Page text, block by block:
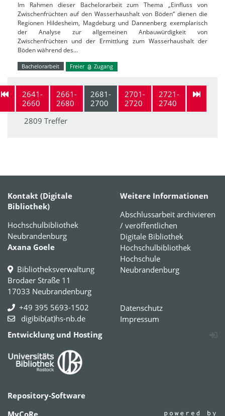
Im Rahmen dieser Bachelorarbeit zum Thema „Einfluss von
Zwischenfrüchten auf den Wasserhaushalt von Böden“ dienen die
Regionen Hildesheim, Magdeburg und Dannenberg exemplarisch
der Analyse zur allgemeinen Anbauwürdigkeit von
Zwischenfrüchten und der Ermittlung zum Wasserhaushalt der
Böden während des…
Bachelorarbeit Freier Zugang
2641-
2660
2661-
2680
2681-
2700
2701-
2720
2721-
2740
2809 Treffer
Kontakt (Digitale
Bibliothek)
Hochschulbibliothek
Neubrandenburg
Axana Goele
Bibliotheksverwaltung
Brodaer Straße 11
17033 Neubrandenburg
+49 395 5693-1502
digibib(at)hs-nb.de
Weitere Informationen
Abschlussarbeit archivieren
/ veröffentlichen
Digitale Bibliothek
Hochschulbibliothek
Hochschule
Neubrandenburg
Datenschutz
Impressum
Entwicklung und Hosting
Repository-Software